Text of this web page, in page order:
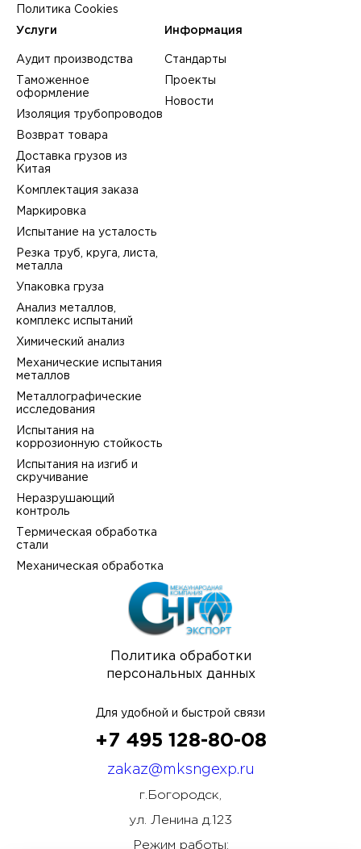
Политика обработки
персональных данных
Политика Cookies
Услуги
Аудит производства
Таможенное
оформление
Изоляция трубопроводов
Возврат товара
Доставка грузов из
Китая
Комплектация заказа
Маркировка
Испытание на усталость
Резка труб, круга, листа,
металла
Упаковка груза
Анализ металлов,
комплекс испытаний
Химический анализ
Механические испытания
металлов
Металлографические
исследования
Испытания на
коррозионную стойкость
Испытания на изгиб и
скручивание
Неразрушающий
контроль
Термическая обработка
стали
Механическая обработка
Информация
Стандарты
Проекты
Новости
Для удобной и быстрой связи
+7 495 128-80-08
zakaz@mksngexp.ru
г.Богородск,
ул. Ленина д.123
Режим работы: